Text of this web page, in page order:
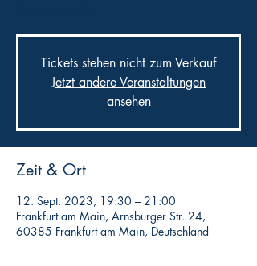
Tickets stehen nicht zum Verkauf
Jetzt andere Veranstaltungen
ansehen
Zeit & Ort
12. Sept. 2023, 19:30 – 21:00
Frankfurt am Main, Arnsburger Str. 24,
60385 Frankfurt am Main, Deutschland